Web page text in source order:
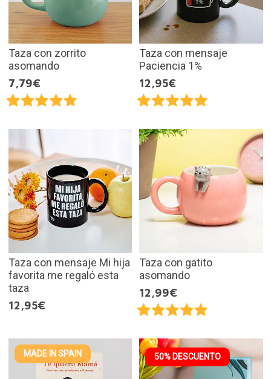
Taza con zorrito
asomando
7,79€
Taza con mensaje
Paciencia 1%
12,95€
Taza con mensaje Mi hija
favorita me regaló esta
taza
12,95€
Taza con gatito
asomando
12,99€
MADE IN SPAIN 50% DESCUENTO